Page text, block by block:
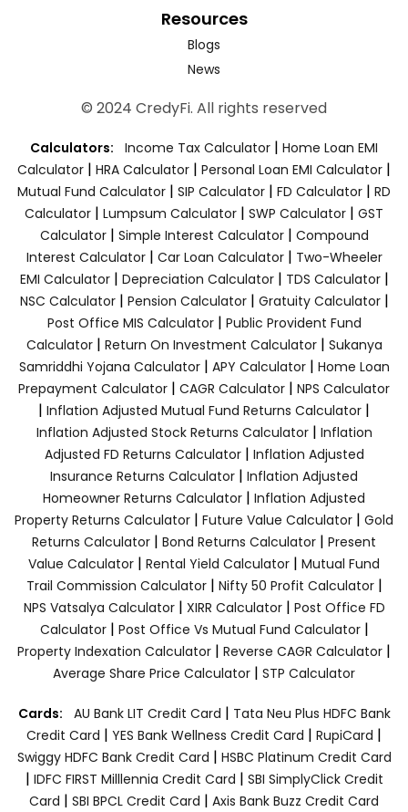
Resources
Blogs
News
© 2024 CredyFi. All rights reserved
Calculators: Income Tax Calculator | Home Loan EMI
Calculator | HRA Calculator | Personal Loan EMI Calculator |
Mutual Fund Calculator | SIP Calculator | FD Calculator | RD
Calculator | Lumpsum Calculator | SWP Calculator | GST
Calculator| Simple Interest Calculator| Compound
Interest Calculator| Car Loan Calculator| Two-Wheeler
EMI Calculator| Depreciation Calculator| TDS Calculator|
NSC Calculator| Pension Calculator| Gratuity Calculator|
Post Office MIS Calculator| Public Provident Fund
Calculator| Return On Investment Calculator| Sukanya
Samriddhi Yojana Calculator| APY Calculator| Home Loan
Prepayment Calculator | CAGR Calculator | NPS Calculator
| Inflation Adjusted Mutual Fund Returns Calculator |
Inflation Adjusted Stock Returns Calculator| Inflation
Adjusted FD Returns Calculator| Inflation Adjusted
Insurance Returns Calculator | Inflation Adjusted
Homeowner Returns Calculator | Inflation Adjusted
Property Returns Calculator | Future Value Calculator | Gold
Returns Calculator | Bond Returns Calculator | Present
Value Calculator | Rental Yield Calculator | Mutual Fund
Trail Commission Calculator| Nifty 50 Profit Calculator|
NPS Vatsalya Calculator| XIRR Calculator| Post Office FD
Calculator| Post Office Vs Mutual Fund Calculator|
Property Indexation Calculator | Reverse CAGR Calculator |
Average Share Price Calculator | STP Calculator
Cards: AU Bank LIT Credit Card | Tata Neu Plus HDFC Bank
Credit Card | YES Bank Wellness Credit Card | RupiCard |
Swiggy HDFC Bank Credit Card | HSBC Platinum Credit Card
| IDFC FIRST Milllennia Credit Card | SBI SimplyClick Credit
Card | SBI BPCL Credit Card | Axis Bank Buzz Credit Card